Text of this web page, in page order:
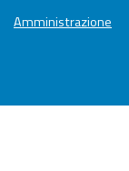
Amministrazione